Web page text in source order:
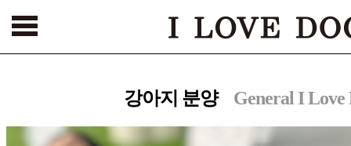
[해외강아지 분양 바로가
강아지 분양 General I Love